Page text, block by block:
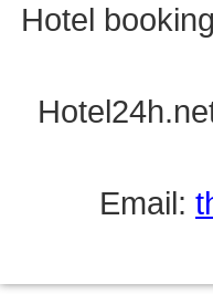
Hotel
Email: